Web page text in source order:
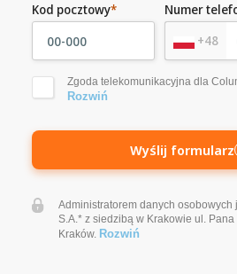
Kod pocztowy* Numer
+48
Zgoda telekomunikacyjna dla
Rozwiń
Wyślij formularz
Administratorem danych osobowych
S.A.* z siedzibą w Krakowie ul.
Kraków. Rozwiń